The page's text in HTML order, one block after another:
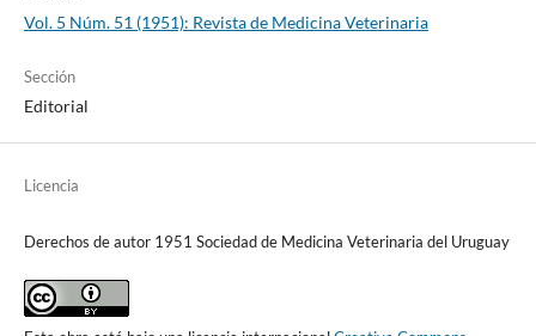
Vol. 5 Núm. 51 (1951): Revista de Medicina Veterinaria
Sección
Editorial
Licencia
Derechos de autor 1951 Sociedad de Medicina Veterinaria del Uruguay